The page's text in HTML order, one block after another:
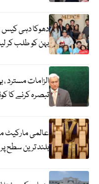
دھوکا دہی کیس
بہن کو طلب کر
الزامات مسترد
تبصرہ کرنے کا
بلند ترین سطح